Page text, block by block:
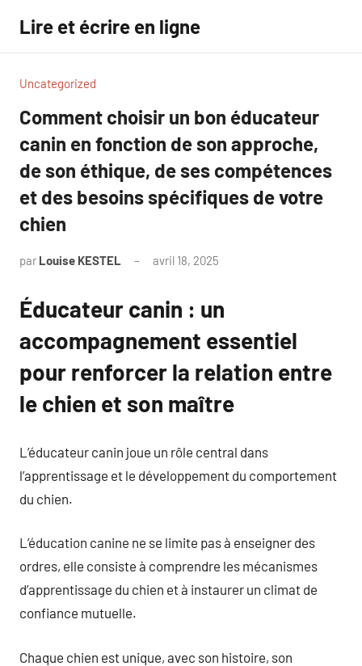
contenu
Lire et écrire en ligne
Uncategorized
Comment choisir un bon éducateur
canin en fonction de son approche,
de son éthique, de ses compétences
et des besoins spécifiques de votre
chien
par Louise KESTEL avril 18, 2025
Éducateur canin : un
accompagnement essentiel
pour renforcer la relation entre
le chien et son maître
L’éducateur canin joue un rôle central dans
l’apprentissage et le développement du comportement
du chien.
L’éducation canine ne se limite pas à enseigner des
ordres, elle consiste à comprendre les mécanismes
d’apprentissage du chien et à instaurer un climat de
confiance mutuelle.
Chaque chien est unique, avec son histoire, son